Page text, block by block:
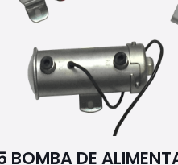
BOMBA DE